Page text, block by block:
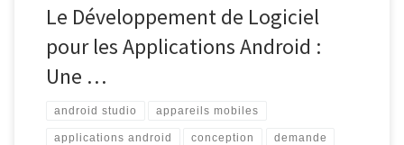
Le Développement de Logiciel
pour les Applications Android :
Une …
android studio appareils mobiles
applications android conception demande